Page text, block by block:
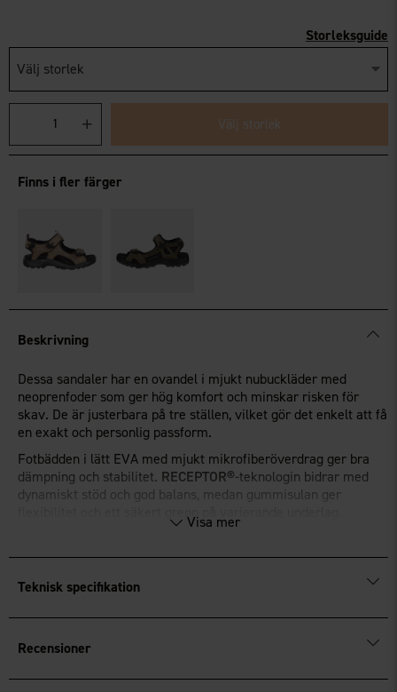
Storleksguide
Välj storlek
Välj storlek
Finns i fler färger
Beskrivning
Dessa sandaler har en ovandel i mjukt nubuckläder med
neoprenfoder som ger hög komfort och minskar risken för
skav. De är justerbara på tre ställen, vilket gör det enkelt att få
en exakt och personlig passform.
Fotbädden i lätt EVA med mjukt mikrofiberöverdrag ger bra
dämpning och stabilitet. RECEPTOR®-teknologin bidrar med
dynamiskt stöd och god balans, medan gummisulan ger
Dämpande EVA-fotbädd
Visa mer
Teknisk specifikation
Recensioner